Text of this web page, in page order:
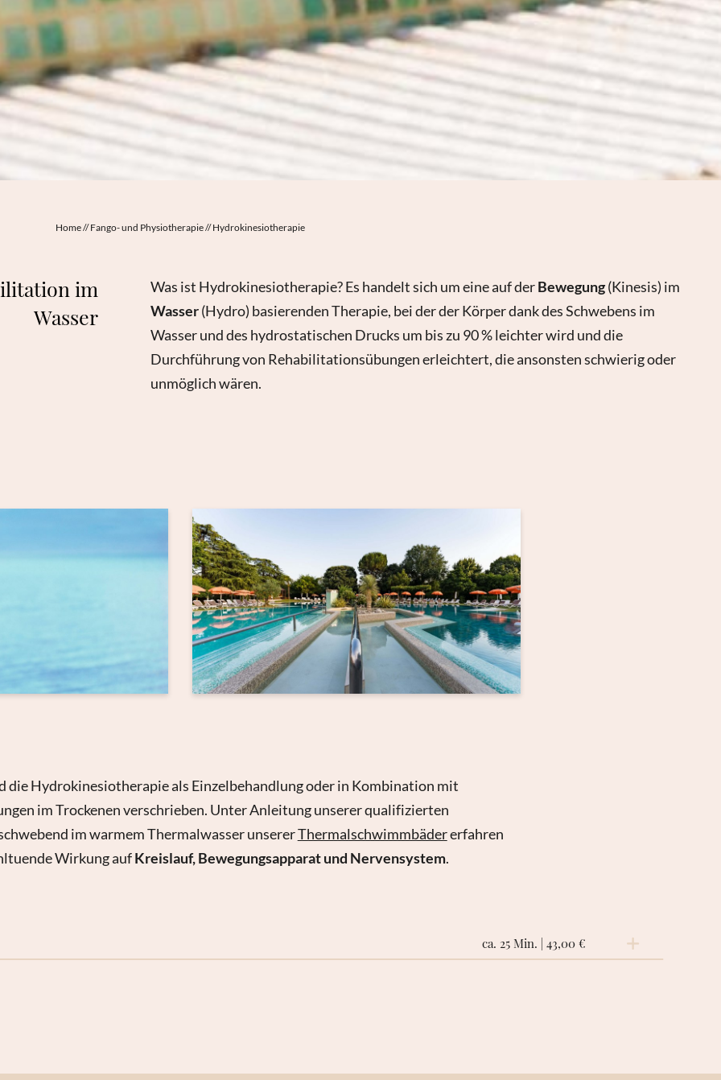
Home//Fango- und Physiotherapie//Hydrokinesiotherapie
im
Wasser
Was ist Hydrokinesiotherapie? Es handelt sich um eine auf derBewegung(Kinesis) im
Wasser(Hydro) basierenden Therapie, bei der der Körper dank des Schwebens im
Wasser und des hydrostatischen Drucks um bis zu 90 % leichter wird und die
Durchführung von Rehabilitationsübungen erleichtert, die ansonsten schwierig oder
unmöglich wären.
die Hydrokinesiotherapie als Einzelbehandlung oder in Kombination mit
im Trockenen verschrieben. Unter Anleitung unserer qualifizierten
im warmem Thermalwasser unsererThermalschwimmbädererfahren
Wirkung aufKreislauf, Bewegungsapparat und Nervensystem.
ca. 25 Min. | 43,00 €